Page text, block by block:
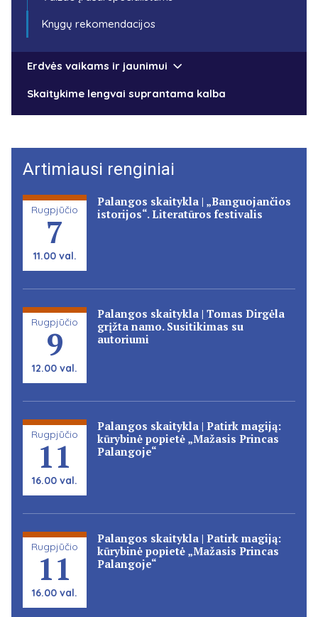
Knygų rekomendacijos
Erdvės vaikams ir jaunimui
Skaitykime lengvai suprantama kalba
Artimiausi renginiai
Rugpjūčio
7
11.00 val.
Palangos skaitykla | „Banguojančios
istorijos“. Literatūros festivalis
Rugpjūčio
9
12.00 val.
Palangos skaitykla | Tomas Dirgėla
grįžta namo. Susitikimas su
autoriumi
Rugpjūčio
11
16.00 val.
Palangos skaitykla | Patirk magiją:
kūrybinė popietė „Mažasis Princas
Palangoje“
Rugpjūčio
11
16.00 val.
Palangos skaitykla | Patirk magiją:
kūrybinė popietė „Mažasis Princas
Palangoje“